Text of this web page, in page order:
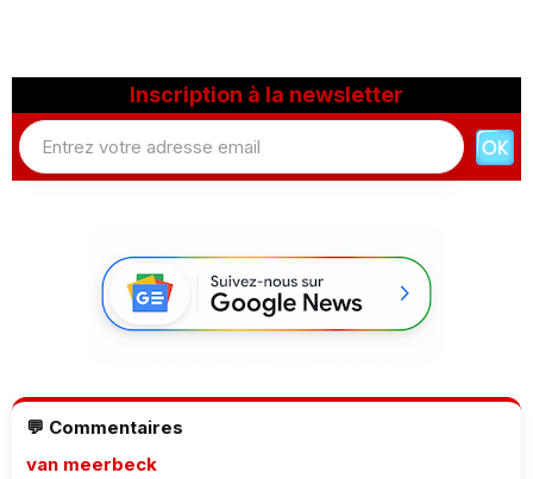
Inscription à la newsletter
💬 Commentaires
van meerbeck